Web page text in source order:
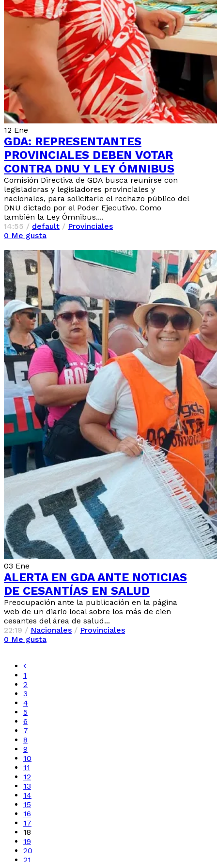
12 Ene
GDA: REPRESENTANTES
PROVINCIALES DEBEN VOTAR
CONTRA DNU Y LEY ÓMNIBUS
Comisión Directiva de GDA busca reunirse con
legisladoras y legisladores provinciales y
nacionales, para solicitarle el rechazo público del
DNU dictado por el Poder Ejecutivo. Como
también la Ley Ómnibus....
14:55 / default / Provinciales
0 Me gusta
03 Ene
ALERTA EN GDA ANTE NOTICIAS
DE CESANTÍAS EN SALUD
Preocupación ante la publicación en la página
web de un diario local sobre los más de cien
cesantes del área de salud...
22:19 / Nacionales / Provinciales
0 Me gusta
1
2
3
4
5
6
7
8
9
10
11
12
13
14
15
16
17
18
19
20
21